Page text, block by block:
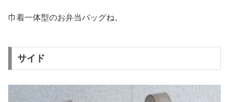
巾着一体型のお弁当バッグね。
サイド